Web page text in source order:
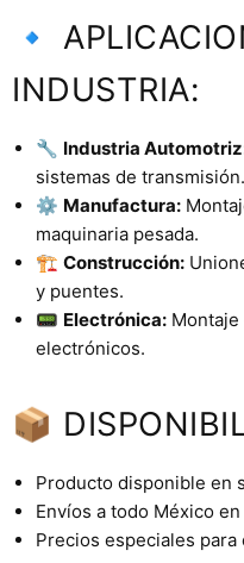
🔹
INDUSTRIA:
🔧 Industria
sistemas de transmisión.
⚙️ Manufactura:
maquinaria pesada.
🏗️ Construcción:
y puentes.
📟 Electrónica:
electrónicos.
📦
Producto disponible en
Envíos a todo México
Precios especiales para